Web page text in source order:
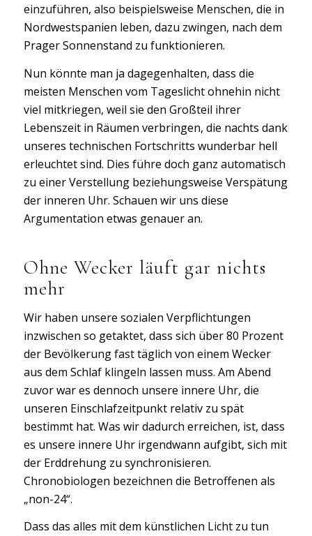
einzuführen, also beispielsweise Menschen, die in
Nordwestspanien leben, dazu zwingen, nach dem
Prager Sonnenstand zu funktionieren.
Nun könnte man ja dagegenhalten, dass die
meisten Menschen vom Tageslicht ohnehin nicht
viel mitkriegen, weil sie den Großteil ihrer
Lebenszeit in Räumen verbringen, die nachts dank
unseres technischen Fortschritts wunderbar hell
erleuchtet sind. Dies führe doch ganz automatisch
zu einer Verstellung beziehungsweise Verspätung
der inneren Uhr. Schauen wir uns diese
Argumentation etwas genauer an.
Ohne Wecker läuft gar nichts
mehr
Wir haben unsere sozialen Verpflichtungen
inzwischen so getaktet, dass sich über 80 Prozent
der Bevölkerung fast täglich von einem Wecker
aus dem Schlaf klingeln lassen muss. Am Abend
zuvor war es dennoch unsere innere Uhr, die
unseren Einschlafzeitpunkt relativ zu spät
bestimmt hat. Was wir dadurch erreichen, ist, dass
es unsere innere Uhr irgendwann aufgibt, sich mit
der Erddrehung zu synchronisieren.
Chronobiologen bezeichnen die Betroffenen als
„non-24“.
Dass das alles mit dem künstlichen Licht zu tun